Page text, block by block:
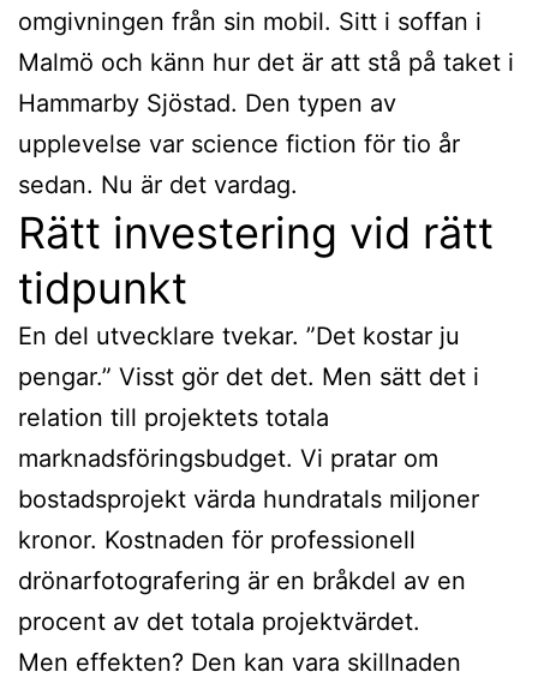
omgivningen från sin mobil. Sitt i soffan i
Malmö och känn hur det är att stå på taket i
Hammarby Sjöstad. Den typen av
upplevelse var science fiction för tio år
sedan. Nu är det vardag.
Rätt investering vid rätt
tidpunkt
En del utvecklare tvekar. ”Det kostar ju
pengar.” Visst gör det det. Men sätt det i
relation till projektets totala
marknadsföringsbudget. Vi pratar om
bostadsprojekt värda hundratals miljoner
kronor. Kostnaden för professionell
drönarfotografering är en bråkdel av en
procent av det totala projektvärdet.
Men effekten? Den kan vara skillnaden